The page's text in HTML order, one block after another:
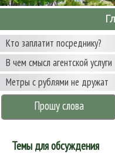
Кто заплатит посреднику?
В чем смысл агентской услуги
Метры с рублями не дружат
Прошу слова
Темы для обсуждения